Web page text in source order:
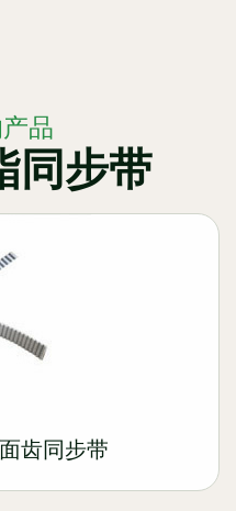
品
同步带
齿同步带